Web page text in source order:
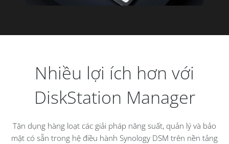
Nhiều lợi ích hơn với
DiskStation Manager
Tận dụng hàng loạt các giải pháp năng suất, quản lý và bảo
mật có sẵn trong hệ điều hành Synology DSM trên nền tảng